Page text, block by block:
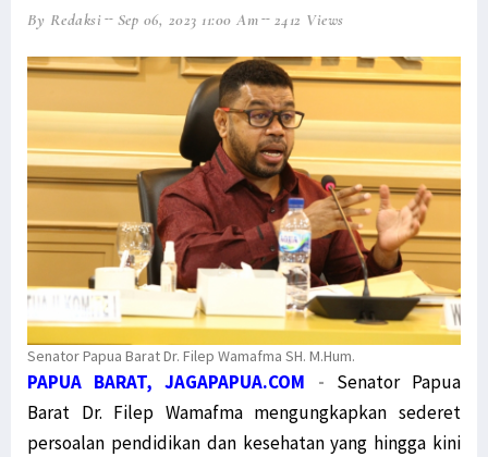
By Redaksi Sep 06, 2023 11:00 Am 2412 Views
Senator Papua Barat Dr. Filep Wamafma SH. M.Hum.
PAPUA BARAT, JAGAPAPUA.COM - Senator Papua
Barat Dr. Filep Wamafma mengungkapkan sederet
persoalan pendidikan dan kesehatan yang hingga kini